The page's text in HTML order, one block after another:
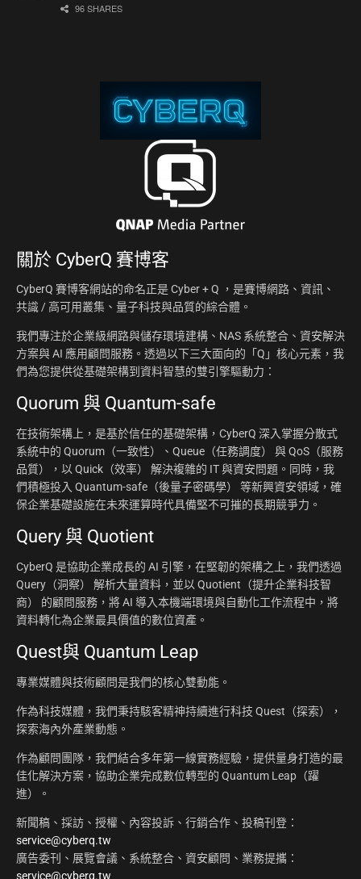
96 SHARES
關於 CyberQ 賽博客
CyberQ 賽博客網站的命名正是 Cyber + Q ，是賽博網路、資訊、
共識 / 高可用叢集、量子科技與品質的綜合體。
我們專注於企業級網路與儲存環境建構、NAS 系統整合、資安解決
方案與 AI 應用顧問服務。透過以下三大面向的「Q」核心元素，我
們為您提供從基礎架構到資料智慧的雙引擎驅動力：
Quorum 與 Quantum-safe
在技術架構上，是基於信任的基礎架構，CyberQ 深入掌握分散式
系統中的 Quorum（一致性）、Queue（任務調度） 與 QoS（服務
品質），以 Quick（效率） 解決複雜的 IT 與資安問題。同時，我
們積極投入 Quantum-safe（後量子密碼學） 等新興資安領域，確
保企業基礎設施在未來運算時代具備堅不可摧的長期競爭力。
Query 與 Quotient
CyberQ 是協助企業成長的 AI 引擎，在堅韌的架構之上，我們透過
Query（洞察） 解析大量資料，並以 Quotient（提升企業科技智
商） 的顧問服務，將 AI 導入本機端環境與自動化工作流程中，將
資料轉化為企業最具價值的數位資產。
Quest與 Quantum Leap
專業媒體與技術顧問是我們的核心雙動能。
作為科技媒體，我們秉持駭客精神持續進行科技 Quest（探索），
探索海內外產業動態。
作為顧問團隊，我們結合多年第一線實務經驗，提供量身打造的最
佳化解決方案，協助企業完成數位轉型的 Quantum Leap（躍
進）。
新聞稿、採訪、授權、內容投訴、行銷合作、投稿刊登：
service@cyberq.tw
廣告委刊、展覽會議、系統整合、資安顧問、業務提攜：
service@cyberq.tw